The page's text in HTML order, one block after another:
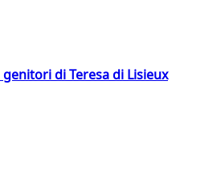
di Teresa di Lisieux